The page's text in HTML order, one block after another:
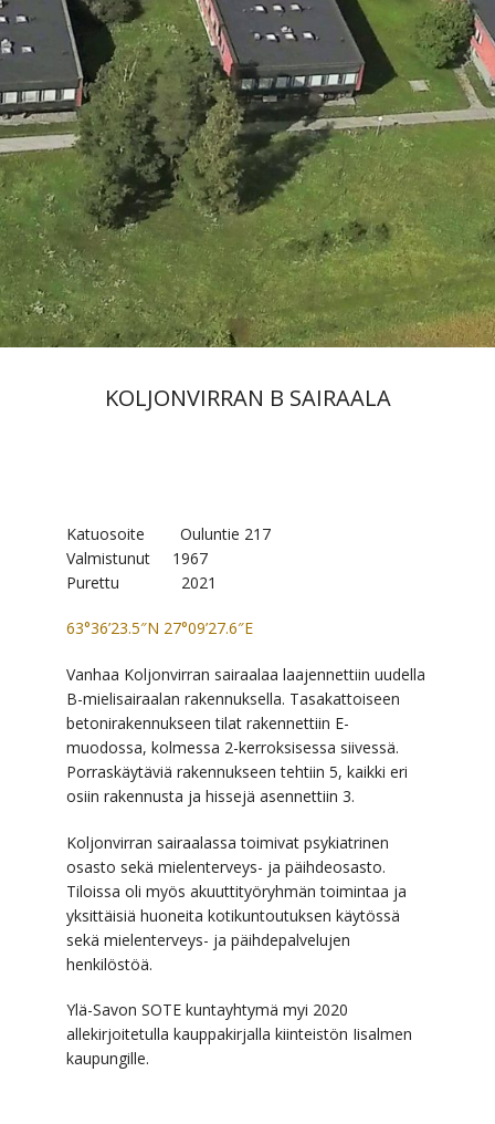
KOLJONVIRRAN B SAIRAALA
Katuosoite Ouluntie 217
Valmistunut 1967
Purettu 2021
63°36’23.5″N 27°09’27.6″E
Vanhaa Koljonvirran sairaalaa laajennettiin uudella
B-mielisairaalan rakennuksella. Tasakattoiseen
betonirakennukseen tilat rakennettiin E-
muodossa, kolmessa 2-kerroksisessa siivessä.
Porraskäytäviä rakennukseen tehtiin 5, kaikki eri
osiin rakennusta ja hissejä asennettiin 3.
Koljonvirran sairaalassa toimivat psykiatrinen
osasto sekä mielenterveys- ja päihdeosasto.
Tiloissa oli myös akuuttityöryhmän toimintaa ja
yksittäisiä huoneita kotikuntoutuksen käytössä
sekä mielenterveys- ja päihdepalvelujen
henkilöstöä.
Ylä-Savon SOTE kuntayhtymä myi 2020
allekirjoitetulla kauppakirjalla kiinteistön Iisalmen
kaupungille.